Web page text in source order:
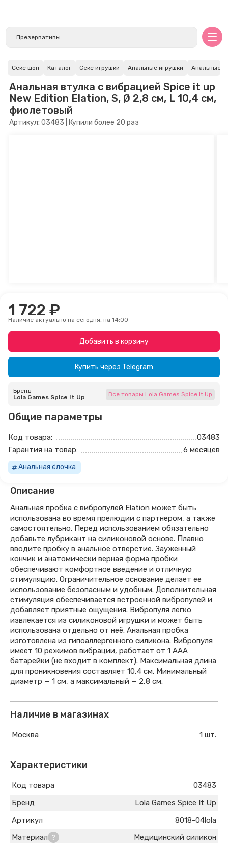
Секс шоп Каталог Секс игрушки Анальные игрушки Анальные
Анальная втулка с вибрацией Spice it up
New Edition Elation, S, Ø 2,8 см, L 10,4 см,
фиолетовый
Артикул: 03483 | Купили более 20 раз
1 722 ₽
Наличие актуально на сегодня, на 14:00
Добавить в корзину
Купить через Telegram
Бренд
Lola Games Spice It Up
Все товары Lola Games Spice It Up
Общие параметры
Код товара:
03483
Гарантия на товар:
6 месяцев
Анальная ёлочка
Описание
Анальная пробка с вибропулей Elation может быть
использована во время прелюдии с партнером, а также
самостоятельно. Перед использованием обязательно
добавьте лубрикант на силиконовой основе. Плавно
вводите пробку в анальное отверстие. Зауженный
кончик и анатомически верная форма пробки
обеспечивают комфортное введение и отличную
стимуляцию. Ограничительное основание делает ее
использование безопасным и удобным. Дополнительная
стимуляция обеспечивается встроенной вибропулей и
добавляет приятные ощущения. Вибропуля легко
извлекается из силиконовой игрушки и может быть
использована отдельно от неё. Анальная пробка
изготовлена из гипоаллергенного силикона. Вибропуля
имеет 10 режимов вибрации, работает от 1 ААА
батарейки (не входит в комплект). Максимальная длина
для проникновения составляет 10,4 см. Минимальный
диаметр — 1 см, а максимальный — 2,8 см.
Наличие в магазинах
Москва 1 шт.
Характеристики
Код товара
03483
Бренд
Lola Games Spice It Up
Артикул
8018-04lola
Материал
Медицинский силикон